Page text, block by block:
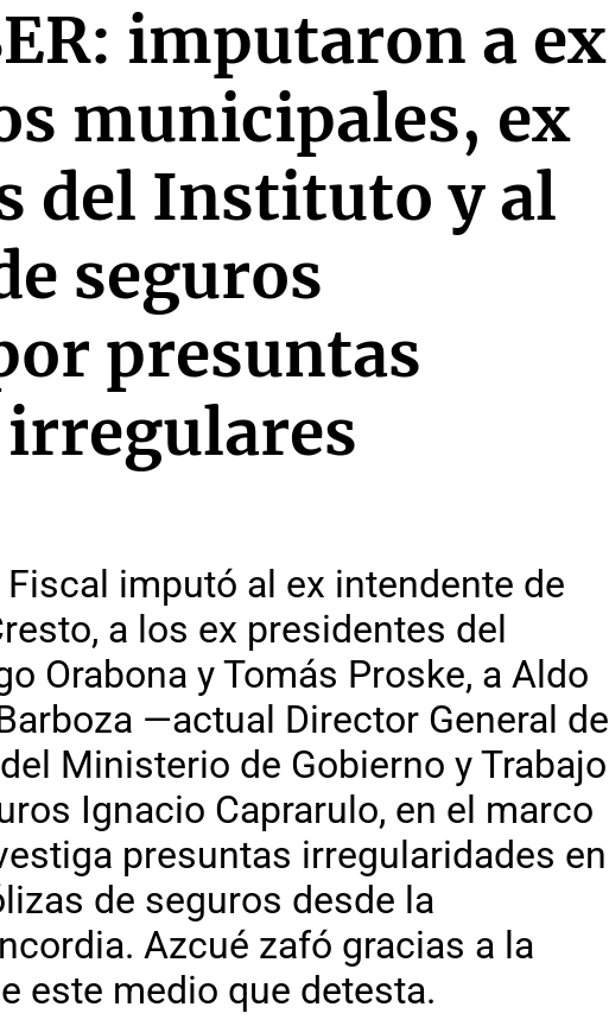
imputaron a ex
municipales, ex
del Instituto y al
seguros
presuntas
imputó al ex intendente de
a los ex presidentes del
Orabona y Tomás Proske, a Aldo
—actual Director General de
Ministerio de Gobierno y Trabajo
Ignacio Caprarulo, en el marco
presuntas irregularidades en
de seguros desde la
Azcué zafó gracias a la
este medio que detesta.